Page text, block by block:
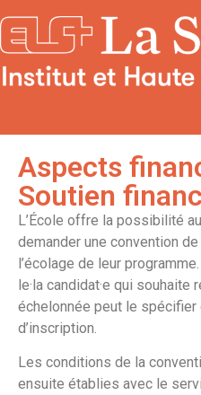
Aspects
Soutien
L’École offre la possibilité
demander une convention
l’écolage de leur
le·la candidat·e qui
échelonnée peut le
d’inscription.
Les conditions de la
ensuite établies avec le